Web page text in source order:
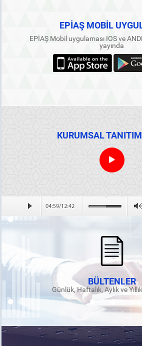
EPİAŞ MOBİL
EPİAŞ Mobil uygulaması IOS ve
yayında
KURUMSAL
BÜLTENLER
Günlük, Haftalık, Aylık ve